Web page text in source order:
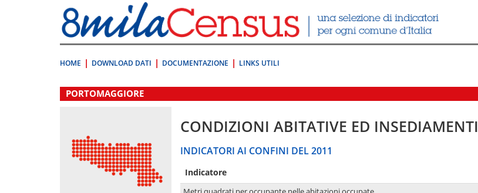
direttamente
a:
Contenuto
HOME DOWNLOAD DATI DOCUMENTAZIONE LINKS UTILI
.
PORTOMAGGIORE
CONDIZIONI ABITATIVE ED INSEDIAMENTI
INDICATORI AI CONFINI DEL 2011
Indicatore